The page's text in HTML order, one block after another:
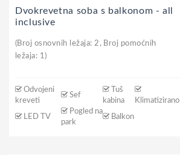
Dvokrevetna soba s balkonom - all
inclusive
(Broj osnovnih ležaja: 2, Broj pomoćnih
ležaja: 1)
Odvojeni
kreveti
Sef
Tuš
kabina
Klimatizirano
LED TV
Pogled na
park
Balkon